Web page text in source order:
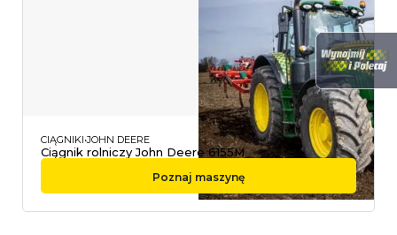
CIĄGNIKI JOHN DEERE
Ciągnik rolniczy John Deere 6155M
Poznaj maszynę